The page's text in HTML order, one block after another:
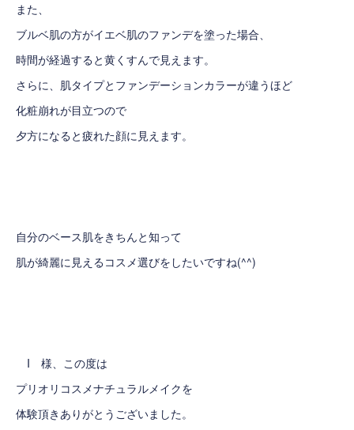
また、
ブルベ肌の方がイエベ肌のファンデを塗った場合、
時間が経過すると黄くすんで見えます。
さらに、肌タイプとファンデーションカラーが違うほど
化粧崩れが目立つので
夕方になると疲れた顔に見えます。
自分のベース肌をきちんと知って
肌が綺麗に見えるコスメ選びをしたいですね(^^)
I 様、この度は
プリオリコスメナチュラルメイクを
体験頂きありがとうございました。